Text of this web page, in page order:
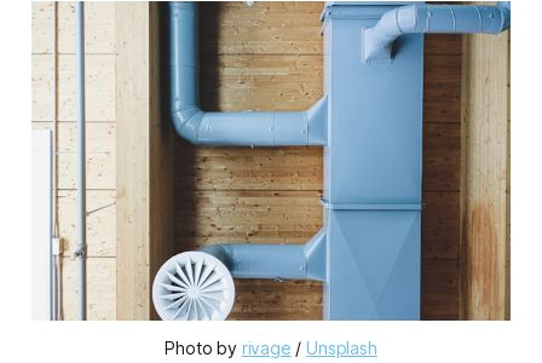
Photo by rivage / Unsplash